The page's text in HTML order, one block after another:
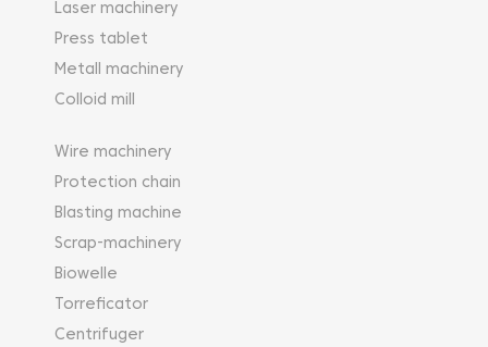
Laser machinery
Press tablet
Metall machinery
Colloid mill
Wire machinery
Protection chain
Blasting machine
Scrap-machinery
Biowelle
Torreficator
Centrifuger